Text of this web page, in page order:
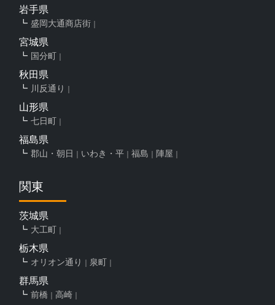
岩手県
盛岡大通商店街
宮城県
国分町
秋田県
川反通り
山形県
七日町
福島県
郡山・朝日 いわき・平 福島 陣屋
関東
茨城県
大工町
栃木県
オリオン通り 泉町
群馬県
前橋 高崎